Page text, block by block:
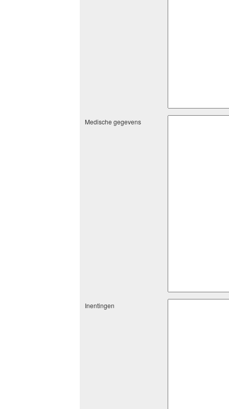
Medische gegevens
Inentingen